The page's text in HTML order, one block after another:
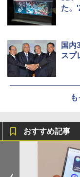
た。
国内
スプ
おすすめ記事